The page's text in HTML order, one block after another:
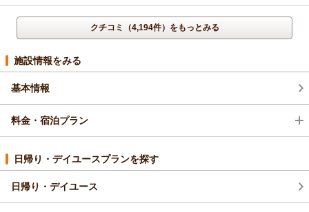
クチコミ（4,194件）をもっとみる
施設情報をみる
基本情報
料金・宿泊プラン
日帰り・デイユースプランを探す
日帰り・デイユース